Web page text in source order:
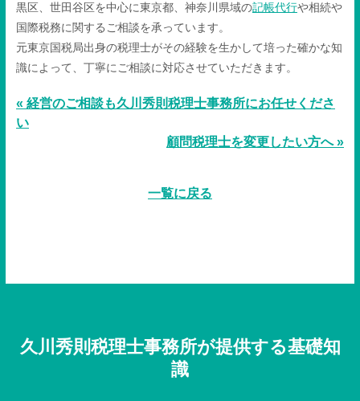
黒区、世田谷区を中心に東京都、神奈川県域の記帳代行や相続や
国際税務に関するご相談を承っています。
元東京国税局出身の税理士がその経験を生かして培った確かな知
識によって、丁寧にご相談に対応させていただきます。
« 経営のご相談も久川秀則税理士事務所にお任せくださ
い
顧問税理士を変更したい方へ »
一覧に戻る
久川秀則税理士事務所が提供する基礎知
識